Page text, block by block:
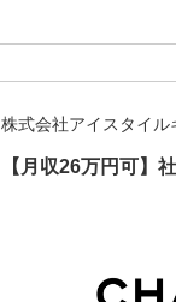
株式会社アイスタイル
【月収26万円可】